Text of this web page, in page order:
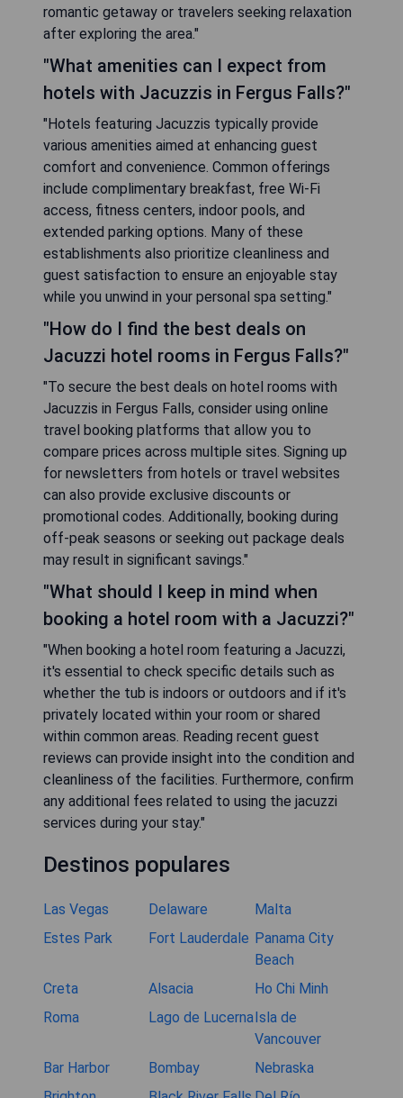
romantic getaway or travelers seeking relaxation
after exploring the area."
"What amenities can I expect from
hotels with Jacuzzis in Fergus Falls?"
"Hotels featuring Jacuzzis typically provide
various amenities aimed at enhancing guest
comfort and convenience. Common offerings
include complimentary breakfast, free Wi-Fi
access, fitness centers, indoor pools, and
extended parking options. Many of these
establishments also prioritize cleanliness and
guest satisfaction to ensure an enjoyable stay
while you unwind in your personal spa setting."
"How do I find the best deals on
Jacuzzi hotel rooms in Fergus Falls?"
"To secure the best deals on hotel rooms with
Jacuzzis in Fergus Falls, consider using online
travel booking platforms that allow you to
compare prices across multiple sites. Signing up
for newsletters from hotels or travel websites
can also provide exclusive discounts or
promotional codes. Additionally, booking during
off-peak seasons or seeking out package deals
may result in significant savings."
"What should I keep in mind when
booking a hotel room with a Jacuzzi?"
"When booking a hotel room featuring a Jacuzzi,
it's essential to check specific details such as
whether the tub is indoors or outdoors and if it's
privately located within your room or shared
within common areas. Reading recent guest
reviews can provide insight into the condition and
cleanliness of the facilities. Furthermore, confirm
any additional fees related to using the jacuzzi
services during your stay."
Destinos populares
Las Vegas Delaware
Malta
Estes Park
Fort Lauderdale Panama City
Beach
Creta
Alsacia
Ho Chi Minh
Roma
Lago de LucernaIsla de
Vancouver
Bar Harbor
Bombay
Nebraska